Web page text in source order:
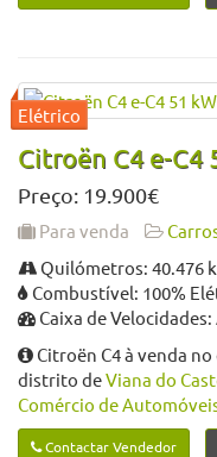
Citroën C4 e-C4
Preço: 19.900€
Para venda
Quilómetros: 40.476
Combustível: 100%
Caixa de
Citroën C4 à venda
distrito deViana do
Comércio de
Contactar Vendedor